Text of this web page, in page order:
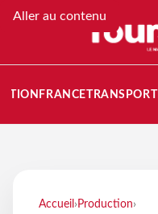
Aller au contenu
FRANCETRANSPORT
Accueil › Production›